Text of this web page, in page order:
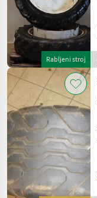
Rabljeni stroj